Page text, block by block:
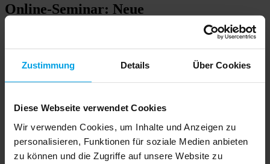
Zustimmung Details Über Cookies
Diese Webseite verwendet Cookies
Wir verwenden Cookies, um Inhalte und Anzeigen zu
personalisieren, Funktionen für soziale Medien anbieten
zu können und die Zugriffe auf unsere Website zu
Online-Seminar: Neue
Trinkwasserverordnung - Was gilt es zu
Kostenlos für Mitglieder / 99,00 € zzgl. USt. für Nichtmitglieder